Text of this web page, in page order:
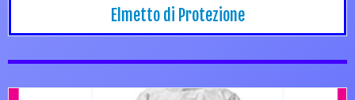
Elmetto di Protezione